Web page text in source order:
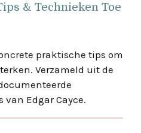
& Technieken Toe
praktische tips om
Verzameld uit de
van Edgar Cayce.